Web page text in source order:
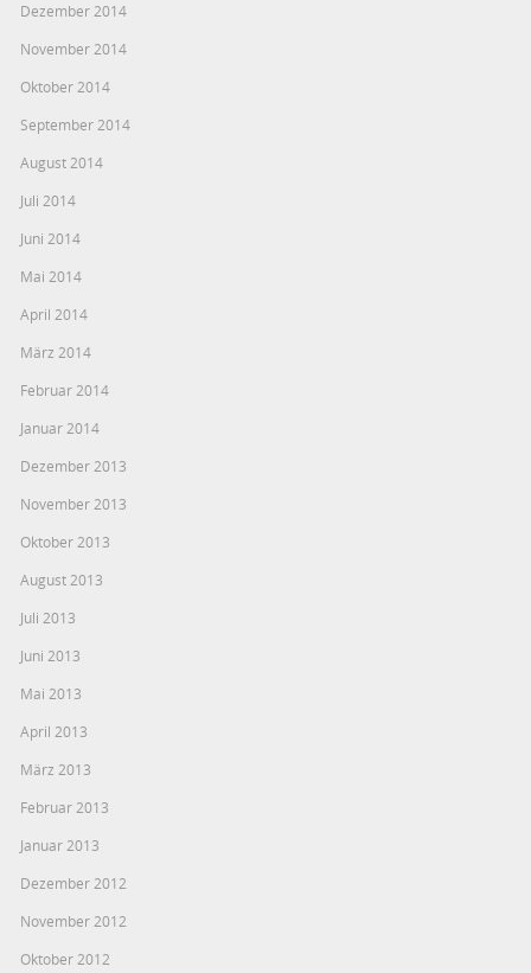
Dezember 2014
November 2014
Oktober 2014
September 2014
August 2014
Juli 2014
Juni 2014
Mai 2014
April 2014
März 2014
Februar 2014
Januar 2014
Dezember 2013
November 2013
Oktober 2013
August 2013
Juli 2013
Juni 2013
Mai 2013
April 2013
März 2013
Februar 2013
Januar 2013
Dezember 2012
November 2012
Oktober 2012